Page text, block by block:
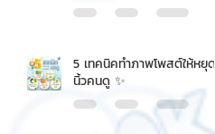
5 เทคนิคทำภาพโพสต์ให้หยุด
นิ้วคนดู ✨